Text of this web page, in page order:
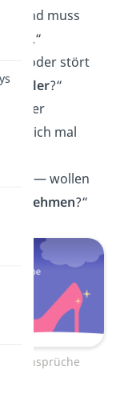
und muss
oder stört
?“
aber
Soll ich mal
— wollen
abnehmen?“